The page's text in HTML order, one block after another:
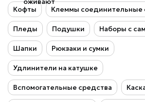
Кофты Клеммы соединительные
Пледы Подушки Наборы с
Шапки Рюкзаки и сумки
Удлинители на катушке
Вспомогательные средства